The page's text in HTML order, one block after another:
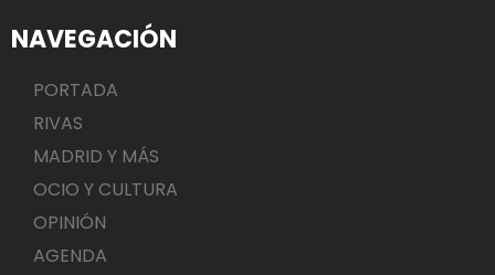
NAVEGACIÓN
PORTADA
RIVAS
MADRID Y MÁS
OCIO Y CULTURA
OPINIÓN
AGENDA